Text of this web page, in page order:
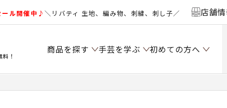
ール開催中♪＼リバティ 生地、編み物、刺繍、刺し子／ 店舗
！
商品を探す 手芸を学ぶ 初めての方へ